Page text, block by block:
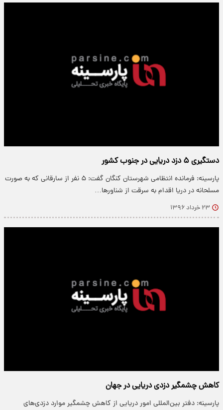
دستگیری ۵ دزد دریایی در جنوب کشور
پارسینه: فرمانده انتظامی شهرستان کنگان گفت: ۵ نفر از سارقانی که به صورت
مسلحانه در دریا اقدام به سرقت از شناور‌ها…
۲۳ خرداد ۱۳۹۶
کاهش چشمگیر دزدی دریایی در جهان
پارسینه: دفتر بین‌المللی امور دریایی از کاهش چشمگیر موارد دزدی‌های